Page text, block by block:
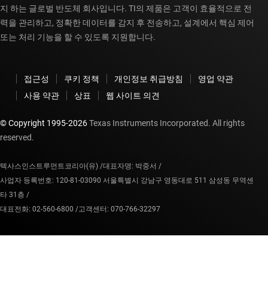
지 하는 글로벌 반도체 회사입니다. TI의 제품은 고객이 효율적으로 전
력을 관리하고, 정확한 데이터를 감지 후 전송하고, 설계에서 핵심 제어
또는 처리 기능을 할 수 있도록 지원합니다.
접근성 쿠키 정책 개인정보 취급방침
영업 약관
사용 약관
상표 웹 사이트 의견
© Copyright 1995-2026Texas Instruments Incorporated. All rights
reserved.
텍사스인스트루먼트코리아(유) /대표자명: 박중서 /
사업자 등록번호: 120-81-03090 서울특별시 강남구 영동대로 511 삼성동 무역센
타 31층 /
대표전화: 02-560-6800 /고객센터: 070-766-32297